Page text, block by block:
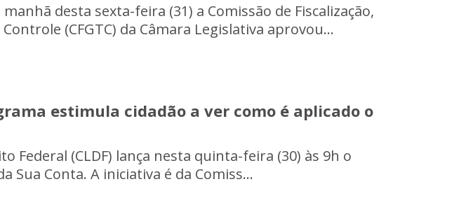
desta sexta-feira (31) a Comissão de Fiscalização,
(CFGTC) da Câmara Legislativa aprovou...
estimula cidadão a ver como é aplicado o
Federal (CLDF) lança nesta quinta-feira (30) às 9h o
Sua Conta. A iniciativa é da Comiss...